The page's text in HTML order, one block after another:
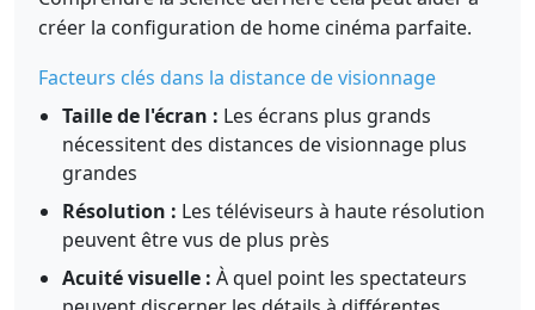
créer la configuration de home cinéma parfaite.
Facteurs clés dans la distance de visionnage
Taille de l'écran : Les écrans plus grands
nécessitent des distances de visionnage plus
grandes
Résolution : Les téléviseurs à haute résolution
peuvent être vus de plus près
Acuité visuelle : À quel point les spectateurs